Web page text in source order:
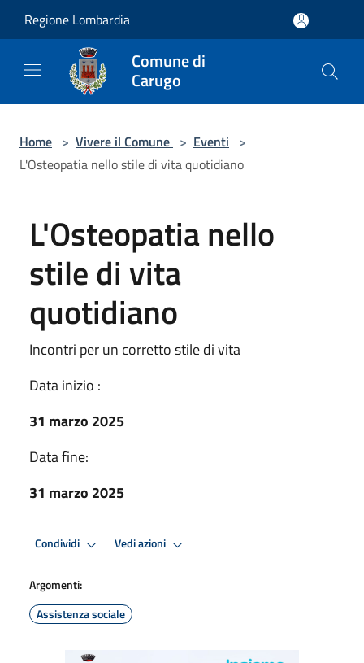
Regione Lombardia
Comune di
Carugo
Home > Vivere il Comune > Eventi >
L'Osteopatia nello stile di vita quotidiano
L'Osteopatia nello
stile di vita
quotidiano
Incontri per un corretto stile di vita
Data inizio :
31 marzo 2025
Data fine:
31 marzo 2025
Condividi Vedi azioni
Argomenti:
Assistenza sociale